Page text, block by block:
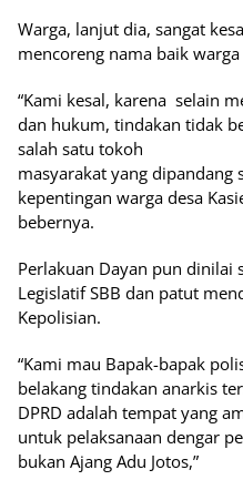
Warga, lanjut dia, sangat
mencoreng nama baik warga
“Kami kesal, karena selain
dan hukum, tindakan tidak
salah satu tokoh
masyarakat yang dipandang
kepentingan warga desa
bebernya.
Perlakuan Dayan pun dinilai
Legislatif SBB dan patut
Kepolisian.
“Kami mau Bapak-bapak
belakang tindakan anarkis
DPRD adalah tempat yang
untuk pelaksanaan dengar
bukan Ajang Adu Jotos,”